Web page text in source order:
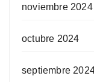
noviembre 2024
octubre 2024
septiembre